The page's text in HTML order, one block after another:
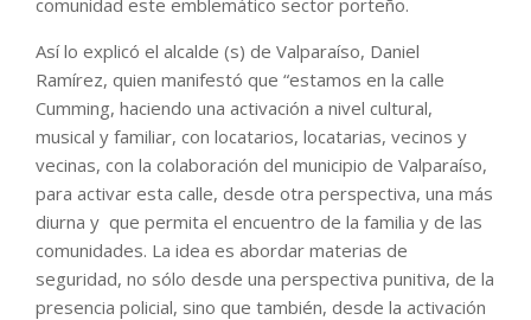
Así lo explicó el alcalde (s) de Valparaíso, Daniel
Ramírez, quien manifestó que “estamos en la calle
Cumming, haciendo una activación a nivel cultural,
musical y familiar, con locatarios, locatarias, vecinos y
vecinas, con la colaboración del municipio de Valparaíso,
para activar esta calle, desde otra perspectiva, una más
diurna y que permita el encuentro de la familia y de las
comunidades. La idea es abordar materias de
seguridad, no sólo desde una perspectiva punitiva, de la
presencia policial, sino que también, desde la activación